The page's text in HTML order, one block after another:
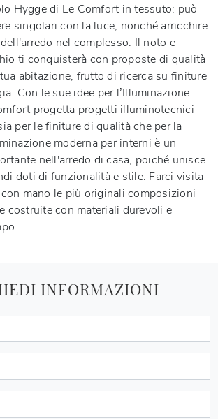
Hygge di Le Comfort in tessuto: può
singolari con la luce, nonché arricchire
nel complesso. Il noto e
ti conquisterà con proposte di qualità
abitazione, frutto di ricerca su finiture
Con le sue idee per l’Illuminazione
progetta progetti illuminotecnici
per le finiture di qualità che per la
moderna per interni è un
nell'arredo di casa, poiché unisce
doti di funzionalità e stile. Farci visita
mano le più originali composizioni
costruite con materiali durevoli e
INFORMAZIONI